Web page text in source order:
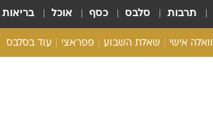
תרבות סלבס כסף אוכל בריאות
וואלה אישי שאלת השבוע פפראצי עוד בסלבס